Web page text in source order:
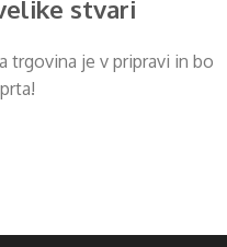
stvari
trgovina je v pripravi in ​​bo